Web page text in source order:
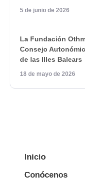
5 de junio de 2026
La Fundación
Consejo
de las Illes Balears
18 de mayo de 2026
Inicio
Conócenos